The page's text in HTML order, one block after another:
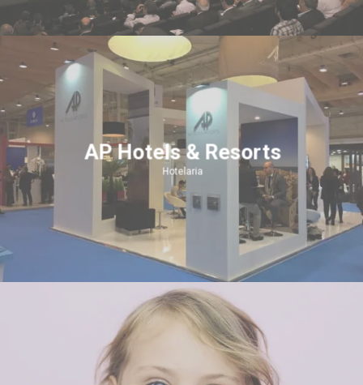
AP Hotels & Resorts
Hotelaria